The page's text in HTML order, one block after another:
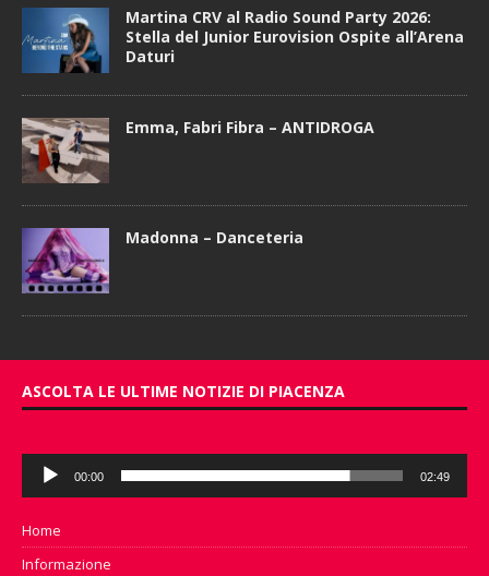
Martina CRV al Radio Sound Party 2026:
Stella del Junior Eurovision Ospite all’Arena
Daturi
Emma, Fabri Fibra – ANTIDROGA
Madonna – Danceteria
ASCOLTA LE ULTIME NOTIZIE DI PIACENZA
Audio
Player
00:00 02:49
Home
Informazione